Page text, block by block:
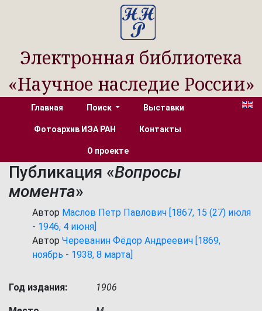
Электронная библиотека
«Научное наследие России»
Главная Поиск Выставки
Фотоархив ИЭА РАН Контакты
О проекте
Публикация «Вопросы
момента»
Автор Маслов Петр Павлович [1867, 15 (27) июля
- 1946, 4 июня]
Автор Череванин Фёдор Андреевич [1869,
ноябрь - 1938, 8 марта]
Год издания: 1906